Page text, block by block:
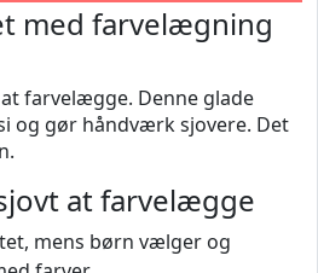
med farvelægning
farvelægge. Denne glade
og gør håndværk sjovere. Det
at farvelægge
mens børn vælger og